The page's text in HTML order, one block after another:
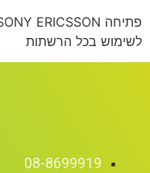
הרשתות
08-